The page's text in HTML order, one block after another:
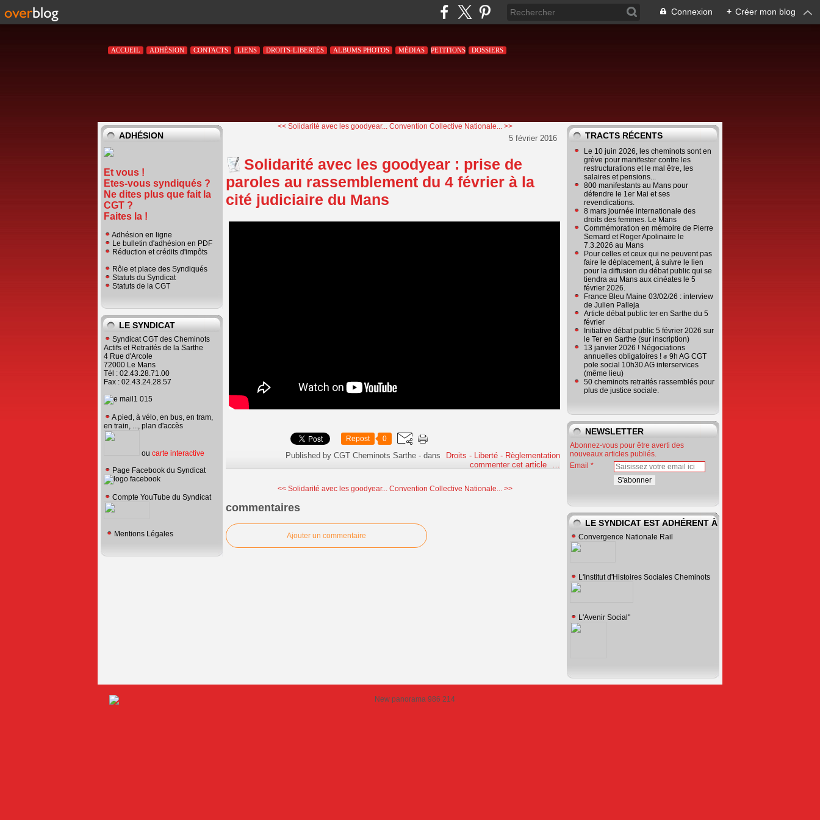
Connexion + Créer mon blog
ACCUEIL ADHÉSION CONTACTS LIENS DROITS-LIBERTÉS ALBUMS PHOTOS MÉDIAS PETITIONS DOSSIERS
ADHÉSION
Et vous !
Etes-vous syndiqués ?
Ne dites plus que fait la
CGT ?
Faites la !
Adhésion en ligne
Le bulletin d'adhésion en PDF
Réduction et crédits d'impôts
Rôle et place des Syndiqués
Statuts du Syndicat
Statuts de la CGT
LE SYNDICAT
Syndicat CGT des Cheminots
Actifs et Retraités de la Sarthe
4 Rue d'Arcole
72000 Le Mans
Tél : 02.43.28.71.00
Fax : 02.43.24.28.57
A pied, à vélo, en bus, en tram,
en train, ..., plan d'accès
ou carte interactive
Page Facebook du Syndicat
Compte YouTube du Syndicat
Mentions Légales
<< Solidarité avec les goodyear... Convention Collective Nationale... >>
5 février 2016
Solidarité avec les goodyear : prise de
paroles au rassemblement du 4 février à la
cité judiciaire du Mans
Repost 0
Published by CGT Cheminots Sarthe - dans
Droits - Liberté - Règlementation
commenter cet article
<< Solidarité avec les goodyear... Convention Collective Nationale... >>
commentaires
Ajouter un commentaire
TRACTS RÉCENTS
Le 10 juin 2026, les cheminots sont en
grève pour manifester contre les
restructurations et le mal être, les
salaires et pensions...
800 manifestants au Mans pour
défendre le 1er Mai et ses
revendications.
8 mars journée internationale des
droits des femmes. Le Mans
Commémoration en mémoire de Pierre
Semard et Roger Apolinaire le
7.3.2026 au Mans
Pour celles et ceux qui ne peuvent pas
faire le déplacement, à suivre le lien
pour la diffusion du débat public qui se
tiendra au Mans aux cinéates le 5
février 2026.
France Bleu Maine 03/02/26 : interview
de Julien Palleja
Article débat public ter en Sarthe du 5
février
Initiative débat public 5 février 2026 sur
le Ter en Sarthe (sur inscription)
13 janvier 2026 ! Négociations
annuelles obligatoires ! ✊ 9h AG CGT
pole social 10h30 AG interservices
(même lieu)
50 cheminots retraités rassemblés pour
plus de justice sociale.
NEWSLETTER
Abonnez-vous pour être averti des
nouveaux articles publiés.
Email
LE SYNDICAT EST ADHÉRENT À
Convergence Nationale Rail
L'Institut d'Histoires Sociales Cheminots
L'Avenir Social"